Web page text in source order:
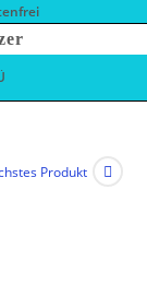
Produkt